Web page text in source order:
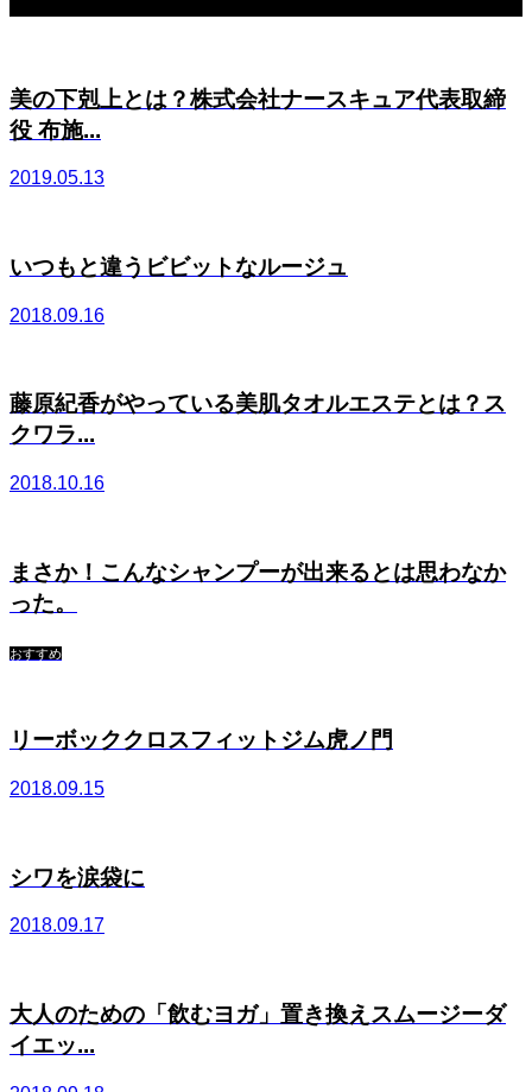
美の下剋上とは？株式会社ナースキュア代表取締
役 布施...
2019.05.13
いつもと違うビビットなルージュ
2018.09.16
藤原紀香がやっている美肌タオルエステとは？ス
クワラ...
2018.10.16
まさか！こんなシャンプーが出来るとは思わなか
った。
おすすめ
リーボッククロスフィットジム虎ノ門
2018.09.15
シワを涙袋に
2018.09.17
大人のための「飲むヨガ」置き換えスムージーダ
イエッ...